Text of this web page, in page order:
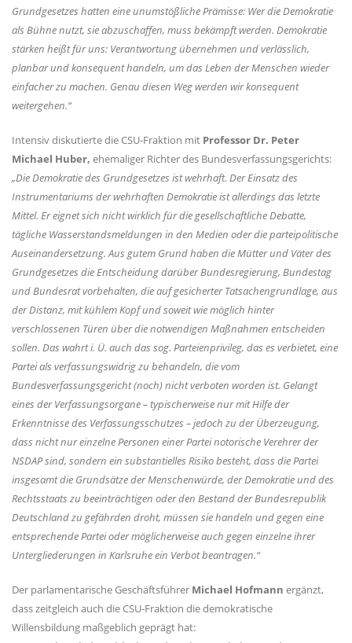
Grundgesetzes hatten eine unumstößliche Prämisse: Wer die Demokratie
als Bühne nutzt, sie abzuschaffen, muss bekämpft werden. Demokratie
stärken heißt für uns: Verantwortung übernehmen und verlässlich,
planbar und konsequent handeln, um das Leben der Menschen wieder
einfacher zu machen. Genau diesen Weg werden wir konsequent
weitergehen.“
Intensiv diskutierte die CSU-Fraktion mit Professor Dr. Peter
Michael Huber, ehemaliger Richter des Bundesverfassungsgerichts:
Die Demokratie des Grundgesetzes ist wehrhaft. Der Einsatz des
Instrumentariums der wehrhaften Demokratie ist allerdings das letzte
Mittel. Er eignet sich nicht wirklich für die gesellschaftliche Debatte,
tägliche Wasserstandsmeldungen in den Medien oder die parteipolitische
Auseinandersetzung. Aus gutem Grund haben die Mütter und Väter des
Grundgesetzes die Entscheidung darüber Bundesregierung, Bundestag
und Bundesrat vorbehalten, die auf gesicherter Tatsachengrundlage, aus
der Distanz, mit kühlem Kopf und soweit wie möglich hinter
verschlossenen Türen über die notwendigen Maßnahmen entscheiden
sollen. Das wahrt i. Ü. auch das sog. Parteienprivileg, das es verbietet, eine
Partei als verfassungswidrig zu behandeln, die vom
Bundesverfassungsgericht (noch) nicht verboten worden ist. Gelangt
eines der Verfassungsorgane – typischerweise nur mit Hilfe der
Erkenntnisse des Verfassungsschutzes – jedoch zu der Überzeugung,
dass nicht nur einzelne Personen einer Partei notorische Verehrer der
NSDAP sind, sondern ein substantielles Risiko besteht, dass die Partei
insgesamt die Grundsätze der Menschenwürde, der Demokratie und des
Rechtsstaats zu beeinträchtigen oder den Bestand der Bundesrepublik
Deutschland zu gefährden droht, müssen sie handeln und gegen eine
entsprechende Partei oder möglicherweise auch gegen einzelne ihrer
Untergliederungen in Karlsruhe ein Verbot beantragen.“
Der parlamentarische Geschäftsführer Michael Hofmann ergänzt,
dass zeitgleich auch die CSU-Fraktion die demokratische
Willensbildung maßgeblich geprägt hat: